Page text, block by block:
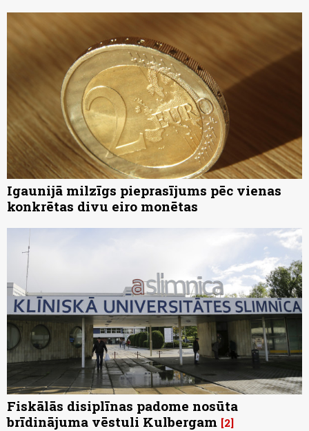
Igaunijā milzīgs pieprasījums pēc vienas
konkrētas divu eiro monētas
Fiskālās disiplīnas padome nosūta
brīdinājuma vēstuli Kulbergam 2